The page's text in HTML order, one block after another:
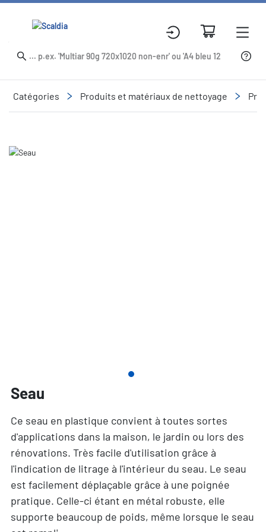
Catégories Produits et matériaux de nettoyage
Slide 1 of 1
Seau
Ce seau en plastique convient à toutes sortes
d'applications dans la maison, le jardin ou lors des
rénovations. Très facile d'utilisation grâce à
l'indication de litrage à l'intérieur du seau. Le seau
est facilement déplaçable grâce à une poignée
pratique. Celle-ci étant en métal robuste, elle
supporte beaucoup de poids, même lorsque le seau